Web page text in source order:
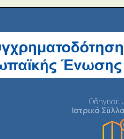
Οδήγησέ
Ιατρικό